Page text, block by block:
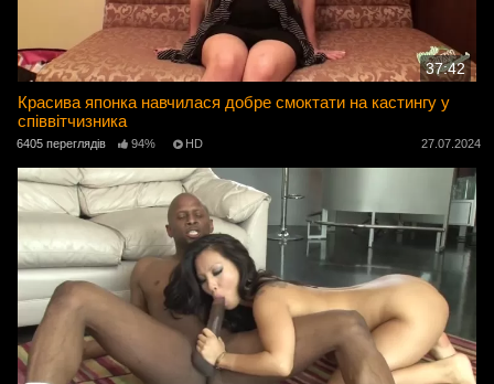
37:42
Красива японка навчилася добре смоктати на кастингу у
співвітчизника
6405 переглядів 94% HD 27.07.2024